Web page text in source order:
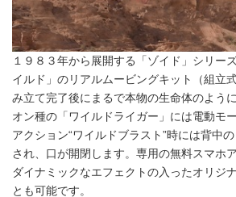
１９８３年から展開する「ゾイド」シリー
イルド」のリアルムービングキット（組立
み立て完了後にまるで本物の生命体のよう
オン種の「ワイルドライガー」には電動モ
アクション“ワイルドブラスト”時には背中
され、口が開閉します。専用の無料スマホ
ダイナミックなエフェクトの入ったオリジ
とも可能です。
Japanese